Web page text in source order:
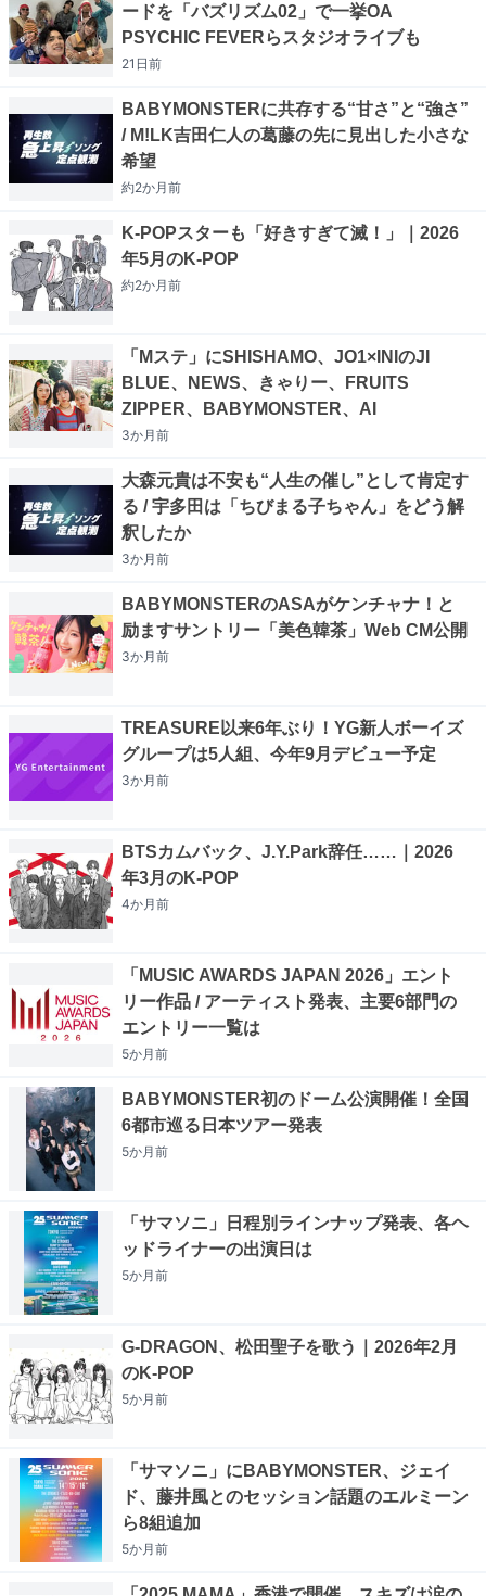
ードを「バズリズム02」で一挙OA
PSYCHIC FEVERらスタジオライブも
21日前
BABYMONSTERに共存する“甘さ”と“強さ”
/ M!LK吉田仁人の葛藤の先に見出した小さな
希望
約2か月前
K-POPスターも「好きすぎて滅！」｜2026
年5月のK-POP
約2か月前
「Mステ」にSHISHAMO、JO1×INIのJI
BLUE、NEWS、きゃりー、FRUITS
ZIPPER、BABYMONSTER、AI
3か月前
大森元貴は不安も“人生の催し”として肯定す
る / 宇多田は「ちびまる子ちゃん」をどう解
釈したか
3か月前
BABYMONSTERのASAがケンチャナ！と
励ますサントリー「美色韓茶」Web CM公開
3か月前
TREASURE以来6年ぶり！YG新人ボーイズ
グループは5人組、今年9月デビュー予定
3か月前
BTSカムバック、J.Y.Park辞任……｜2026
年3月のK-POP
4か月前
「MUSIC AWARDS JAPAN 2026」エント
リー作品 / アーティスト発表、主要6部門の
エントリー一覧は
5か月前
BABYMONSTER初のドーム公演開催！全国
6都市巡る日本ツアー発表
5か月前
「サマソニ」日程別ラインナップ発表、各ヘ
ッドライナーの出演日は
5か月前
G-DRAGON、松田聖子を歌う｜2026年2月
のK-POP
5か月前
「サマソニ」にBABYMONSTER、ジェイ
ド、藤井風とのセッション話題のエルミーン
ら8組追加
5か月前